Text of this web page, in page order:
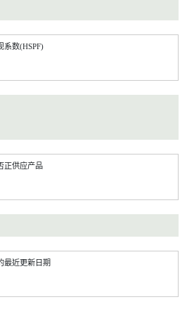
系数(HSPF)
正供应产品
最近更新日期